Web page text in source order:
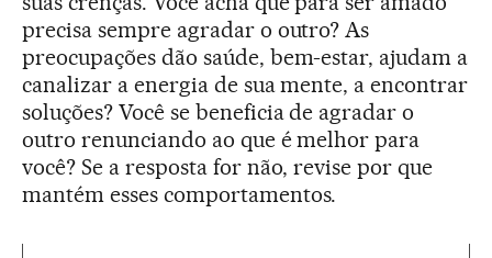
precisa sempre agradar o outro? As
preocupações dão saúde, bem-estar, ajudam a
canalizar a energia de sua mente, a encontrar
soluções? Você se beneficia de agradar o
outro renunciando ao que é melhor para
você? Se a resposta for não, revise por que
mantém esses comportamentos.